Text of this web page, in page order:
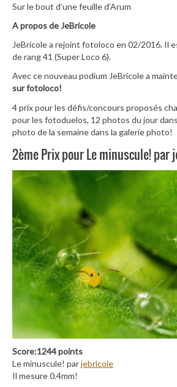
Sur le bout d’une feuille d’Arum
A propos de JeBricole
JeBricole a rejoint fotoloco en 02/2016. Il
de rang 41 (Super Loco 6).
Avec ce nouveau podium JeBricole a
sur fotoloco!
4 prix pour les défis/concours proposés
pour les fotoduelos, 12 photos du jour
photo de la semaine dans la galerie photo!
2ème Prix pour Le minuscule! par
Score:1244 points
Le minuscule! parjebricole
Il mesure 0.4mm!